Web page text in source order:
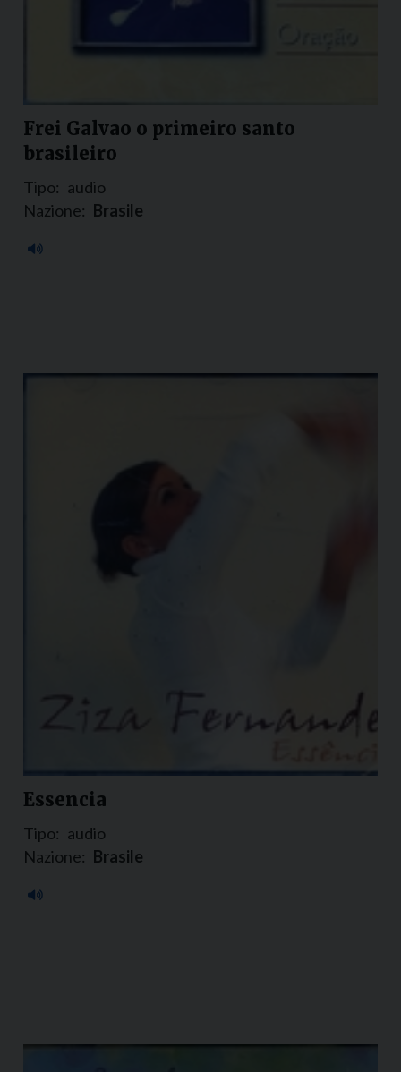
Frei Galvao o primeiro santo
brasileiro
Tipo: audio
Nazione: Brasile
Essencia
Tipo: audio
Nazione: Brasile